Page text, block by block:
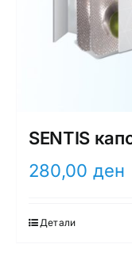
SENTIS
280,00 ден
Детали